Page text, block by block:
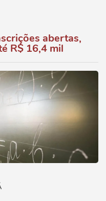
abertas,
R$ 16,4 mil